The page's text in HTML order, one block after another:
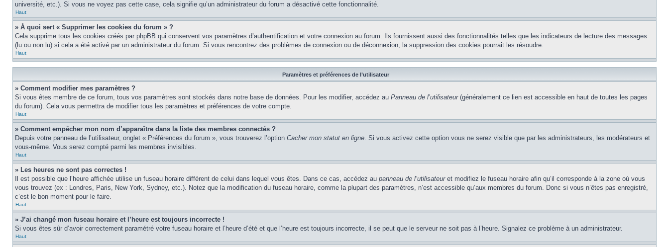
université, etc.). Si vous ne voyez pas cette case, cela signifie qu’un administrateur du forum a désactivé cette fonctionnalité.
Haut
» À quoi sert « Supprimer les cookies du forum » ?
Cela supprime tous les cookies créés par phpBB qui conservent vos paramètres d’authentification et votre connexion au forum. Ils fournissent aussi des fonctionnalités telles que les indicateurs de lecture des messages
(lu ou non lu) si cela a été activé par un administrateur du forum. Si vous rencontrez des problèmes de connexion ou de déconnexion, la suppression des cookies pourrait les résoudre.
Haut
Paramètres et préférences de l’utilisateur
» Comment modifier mes paramètres ?
Si vous êtes membre de ce forum, tous vos paramètres sont stockés dans notre base de données. Pour les modifier, accédez au Panneau de l’utilisateur(généralement ce lien est accessible en haut de toutes les pages
du forum). Cela vous permettra de modifier tous les paramètres et préférences de votre compte.
Haut
» Comment empêcher mon nom d’apparaître dans la liste des membres connectés ?
Depuis votre panneau de l’utilisateur, onglet « Préférences du forum », vous trouverez l’option Cacher mon statut en ligne. Si vous activez cette option vous ne serez visible que par les administrateurs, les modérateurs et
vous-même. Vous serez compté parmi les membres invisibles.
Haut
» Les heures ne sont pas correctes !
Il est possible que l’heure affichée utilise un fuseau horaire différent de celui dans lequel vous êtes. Dans ce cas, accédez au panneau de l’utilisateuret modifiez le fuseau horaire afin qu’il corresponde à la zone où vous
vous trouvez (ex : Londres, Paris, New York, Sydney, etc.). Notez que la modification du fuseau horaire, comme la plupart des paramètres, n’est accessible qu’aux membres du forum. Donc si vous n’êtes pas enregistré,
c’est le bon moment pour le faire.
Haut
» J’ai changé mon fuseau horaire et l’heure est toujours incorrecte !
Si vous êtes sûr d’avoir correctement paramétré votre fuseau horaire et l’heure d’été et que l’heure est toujours incorrecte, il se peut que le serveur ne soit pas à l’heure. Signalez ce problème à un administrateur.
Haut